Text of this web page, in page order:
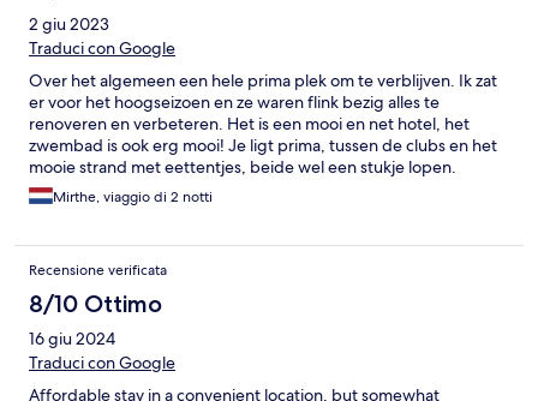
2 giu 2023
Traduci con Google
Over het algemeen een hele prima plek om te verblijven. Ik zat
er voor het hoogseizoen en ze waren flink bezig alles te
renoveren en verbeteren. Het is een mooi en net hotel, het
zwembad is ook erg mooi! Je ligt prima, tussen de clubs en het
mooie strand met eettentjes, beide wel een stukje lopen.
Vriendelijk personeel en over het algemeen netjes en schoon
Mirthe, viaggio di 2 notti
Recensione verificata
8/10 Ottimo
16 giu 2024
Traduci con Google
Affordable stay in a convenient location, but somewhat